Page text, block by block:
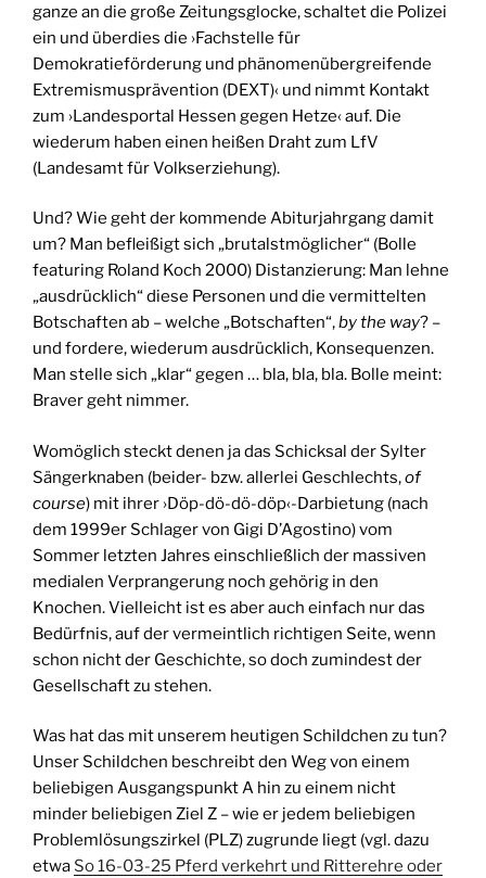
ganze an die große Zeitungsglocke, schaltet die Polizei
ein und überdies die ›Fachstelle für
Demokratieförderung und phänomenübergreifende
Extremismusprävention (DEXT)‹ und nimmt Kontakt
zum ›Landesportal Hessen gegen Hetze‹ auf. Die
wiederum haben einen heißen Draht zum LfV
(Landesamt für Volkserziehung).
Und? Wie geht der kommende Abiturjahrgang damit
um? Man befleißigt sich „brutalstmöglicher“ (Bolle
featuring Roland Koch 2000) Distanzierung: Man lehne
„ausdrücklich“ diese Personen und die vermittelten
Botschaften ab – welche „Botschaften“,by the way? –
und fordere, wiederum ausdrücklich, Konsequenzen.
Man stelle sich „klar“ gegen … bla, bla, bla. Bolle meint:
Braver geht nimmer.
Womöglich steckt denen ja das Schicksal der Sylter
Sängerknaben (beider- bzw. allerlei Geschlechts,of
course) mit ihrer ›Döp-dö-dö-döp‹-Darbietung (nach
dem 1999er Schlager von Gigi D’Agostino) vom
Sommer letzten Jahres einschließlich der massiven
medialen Verprangerung noch gehörig in den
Knochen. Vielleicht ist es aber auch einfach nur das
Bedürfnis, auf der vermeintlich richtigen Seite, wenn
schon nicht der Geschichte, so doch zumindest der
Gesellschaft zu stehen.
Was hat das mit unserem heutigen Schildchen zu tun?
Unser Schildchen beschreibt den Weg von einem
beliebigen Ausgangspunkt A hin zu einem nicht
minder beliebigen Ziel Z – wie er jedem beliebigen
Problemlösungszirkel (PLZ) zugrunde liegt (vgl. dazu
etwa So 16-03-25 Pferd verkehrt und Ritterehre oder